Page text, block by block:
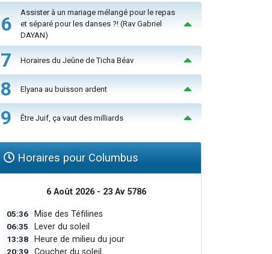
6
Assister à un mariage mélangé pour le repas
et séparé pour les danses ?! (Rav Gabriel
DAYAN)
7 Horaires du Jeûne de Ticha Béav
8 Elyana au buisson ardent
9 Être Juif, ça vaut des milliards
Horaires pour Columbus
6 Août 2026 - 23 Av 5786
05:36 Mise des Téfilines
06:35 Lever du soleil
13:38 Heure de milieu du jour
20:39 Coucher du soleil